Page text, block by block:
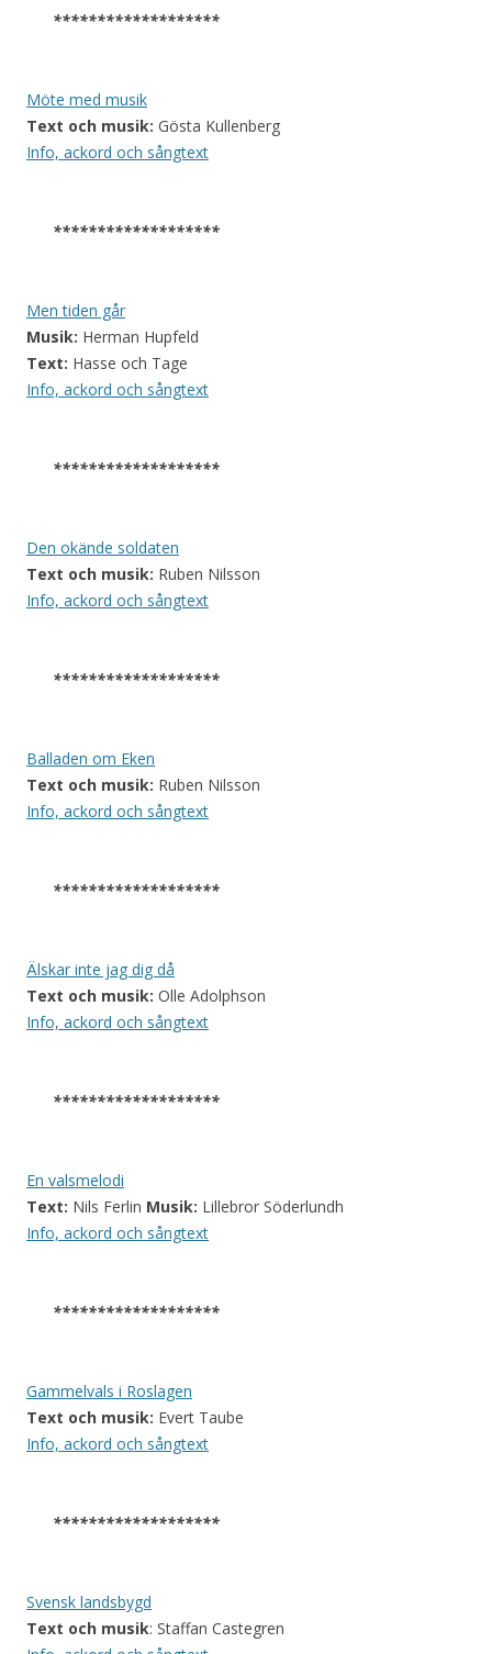
*******************
Möte med musik
Text och musik: Gösta Kullenberg
Info, ackord och sångtext
*******************
Men tiden går
Musik: Herman Hupfeld
Text: Hasse och Tage
Info, ackord och sångtext
*******************
Den okände soldaten
Text och musik: Ruben Nilsson
Info, ackord och sångtext
*******************
Balladen om Eken
Text och musik: Ruben Nilsson
Info, ackord och sångtext
*******************
Älskar inte jag dig då
Text och musik: Olle Adolphson
Info, ackord och sångtext
*******************
En valsmelodi
Text: Nils Ferlin Musik: Lillebror Söderlundh
Info, ackord och sångtext
*******************
Gammelvals i Roslagen
Text och musik: Evert Taube
Info, ackord och sångtext
*******************
Svensk landsbygd
Text och musik: Staffan Castegren